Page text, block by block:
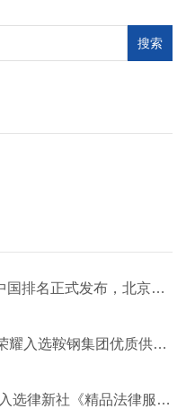
搜索
2025年度Benchmark Litigation中国排名正式发布，北京英舜律师事务所备受瞩目
英舜动态 ||北京英舜律师事务所荣耀入选鞍钢集团优质供应商
英舜动态 || 北京英舜律师事务所入选律新社《精品法律服务品牌指南（2024）：破产领域》律所名录